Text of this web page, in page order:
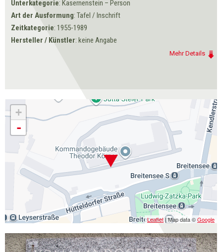
Unterkategorie: Kasernenstein – Person
Art der Ausformung: Tafel / Inschrift
Zeitkategorie: 1955-1989
Hersteller / Künstler: keine Angabe
Mehr Details
+
-
Leaflet| Map data ©Google